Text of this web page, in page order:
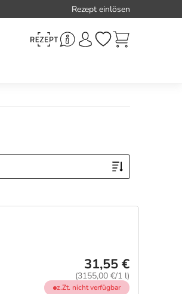
Rezept einlösen
31,55 €
(3155,00 €/1 l)
z.Zt. nicht verfügbar